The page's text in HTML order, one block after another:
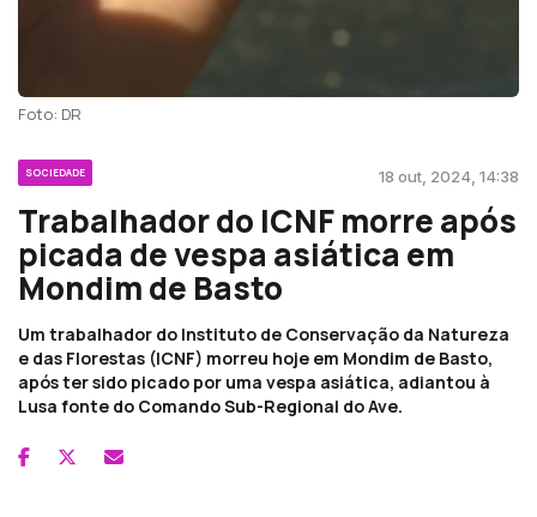
Foto: DR
SOCIEDADE 18 out, 2024, 14:38
Trabalhador do ICNF morre após
picada de vespa asiática em
Mondim de Basto
Um trabalhador do Instituto de Conservação da Natureza
e das Florestas (ICNF) morreu hoje em Mondim de Basto,
após ter sido picado por uma vespa asiática, adiantou à
Lusa fonte do Comando Sub-Regional do Ave.